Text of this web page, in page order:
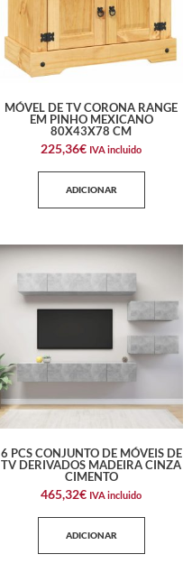
MÓVEL DE TV CORONA RANGE
EM PINHO MEXICANO
80X43X78 CM
225,36€ IVA incluido
ADICIONAR
6 PCS CONJUNTO DE MÓVEIS DE
TV DERIVADOS MADEIRA CINZA
CIMENTO
465,32€ IVA incluido
ADICIONAR